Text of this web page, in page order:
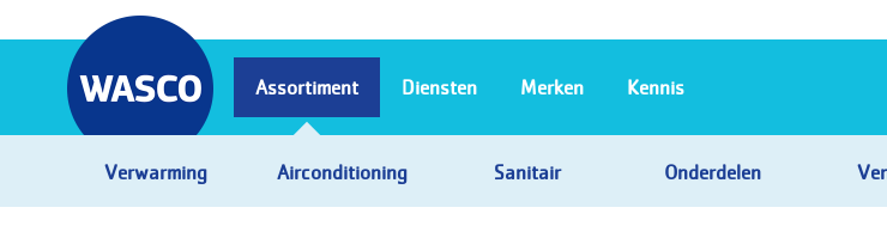
Assortiment
Verwarming Airconditioning Sanitair Onderdelen
Diensten Merken Kennis